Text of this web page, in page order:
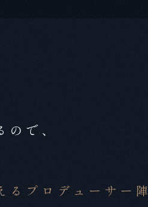
で、
るプロデューサー陣